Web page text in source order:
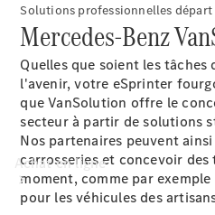
Achat en ligne
Solutions professionnelles départ
Mercedes-Benz
Quelles que soient les
l'avenir, votre eSprinter
que VanSolution offre le
secteur à partir de solutions
Nos partenaires peuvent
carrosseries et concevoir
moment, comme par
pour les véhicules des